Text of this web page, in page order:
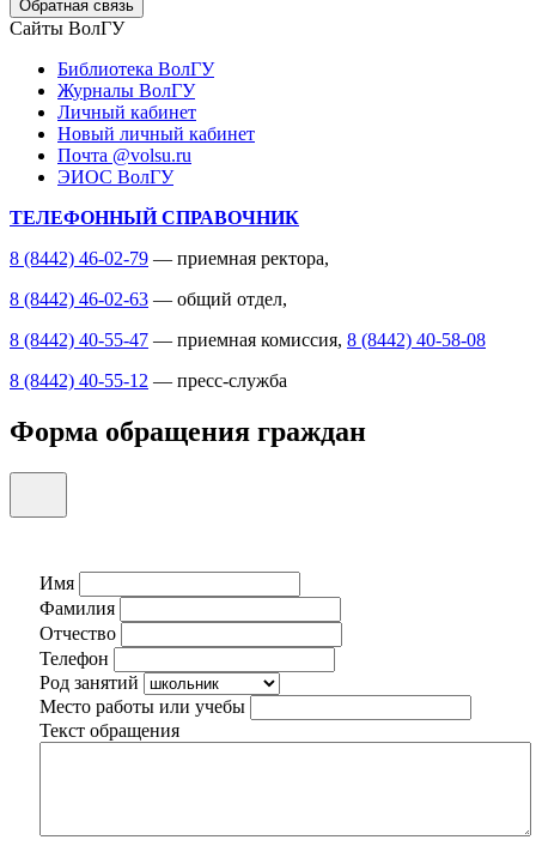
Обратная связь
Сайты ВолГУ
Библиотека ВолГУ
Журналы ВолГУ
Личный кабинет
Новый личный кабинет
Почта @volsu.ru
ЭИОС ВолГУ
ТЕЛЕФОННЫЙ СПРАВОЧНИК
8 (8442) 46-02-79 — приемная ректора,
8 (8442) 46-02-63 — общий отдел,
8 (8442) 40-55-47 — приемная комиссия, 8 (8442) 40-58-08
8 (8442) 40-55-12 — пресс-служба
Форма обращения граждан
Имя
Фамилия
Отчество
Телефон
Род занятий
Место работы или учебы
Текст обращения